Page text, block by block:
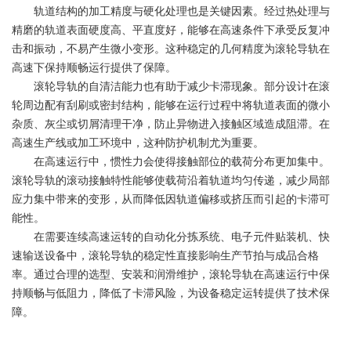
轨道结构的加工精度与硬化处理也是关键因素。经过热处理与
精磨的轨道表面硬度高、平直度好，能够在高速条件下承受反复冲
击和振动，不易产生微小变形。这种稳定的几何精度为滚轮导轨在
高速下保持顺畅运行提供了保障。
滚轮导轨的自清洁能力也有助于减少卡滞现象。部分设计在滚
轮周边配有刮刷或密封结构，能够在运行过程中将轨道表面的微小
杂质、灰尘或切屑清理干净，防止异物进入接触区域造成阻滞。在
高速生产线或加工环境中，这种防护机制尤为重要。
在高速运行中，惯性力会使得接触部位的载荷分布更加集中。
滚轮导轨的滚动接触特性能够使载荷沿着轨道均匀传递，减少局部
应力集中带来的变形，从而降低因轨道偏移或挤压而引起的卡滞可
能性。
在需要连续高速运转的自动化分拣系统、电子元件贴装机、快
速输送设备中，滚轮导轨的稳定性直接影响生产节拍与成品合格
率。通过合理的选型、安装和润滑维护，滚轮导轨在高速运行中保
持顺畅与低阻力，降低了卡滞风险，为设备稳定运转提供了技术保
障。